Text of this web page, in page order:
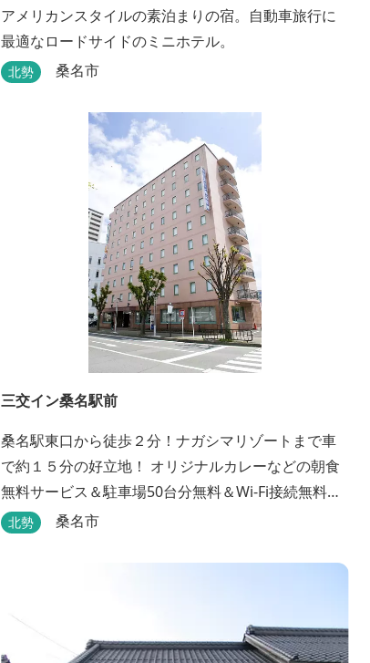
アメリカンスタイルの素泊まりの宿。自動車旅行に
最適なロードサイドのミニホテル。
北勢 桑名市
三交イン桑名駅前
桑名駅東口から徒歩２分！ナガシマリゾートまで車
で約１５分の好立地！ オリジナルカレーなどの朝食
無料サービス＆駐車場50台分無料＆Wi-Fi接続無料♪
選べるアメニティＢＡＲとまくらＢＡＲで快適な滞
北勢 桑名市